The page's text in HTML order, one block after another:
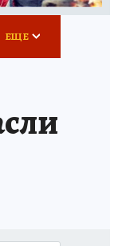
ЕЩЕ